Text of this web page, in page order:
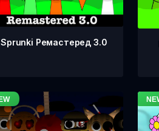
Sprunki Ремастеред 3.0